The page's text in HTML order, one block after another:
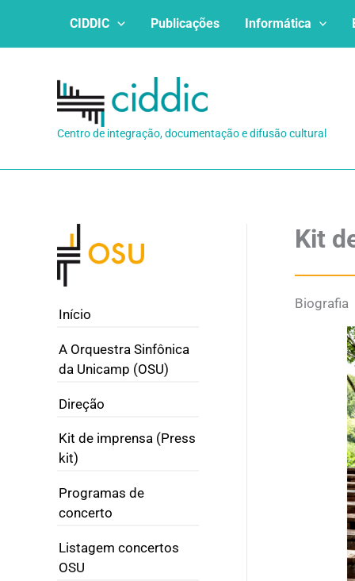
CIDDIC Publicações Informática
Centro de integração, documentação e difusão cultural
Início
A Orquestra Sinfônica
da Unicamp (OSU)
Direção
Kit de imprensa (Press
kit)
Programas de
concerto
Listagem concertos
OSU
Kit
Biografia